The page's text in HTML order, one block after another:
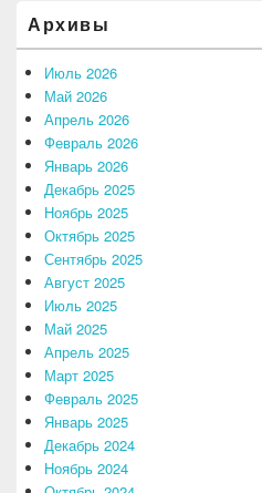
Архивы
Июль 2026
Май 2026
Апрель 2026
Февраль 2026
Январь 2026
Декабрь 2025
Ноябрь 2025
Октябрь 2025
Сентябрь 2025
Август 2025
Июль 2025
Май 2025
Апрель 2025
Март 2025
Февраль 2025
Январь 2025
Декабрь 2024
Ноябрь 2024